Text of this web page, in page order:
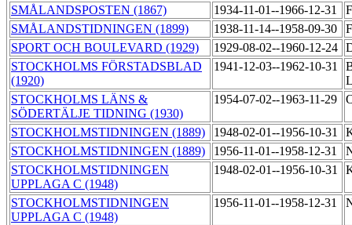
SMÅLANDSPOSTEN (1867)
1934-11-01--1966-12-31
SMÅLANDSTIDNINGEN (1899)
1938-11-14--1958-09-30
SPORT OCH BOULEVARD (1929)
1929-08-02--1960-12-24
STOCKHOLMS FÖRSTADSBLAD
(1920)
1941-12-03--1962-10-31
STOCKHOLMS LÄNS &
SÖDERTÄLJE TIDNING (1930)
1954-07-02--1963-11-29
STOCKHOLMSTIDNINGEN (1889) 1948-02-01--1956-10-31
STOCKHOLMSTIDNINGEN (1889)
1956-11-01--1958-12-31
STOCKHOLMSTIDNINGEN
UPPLAGA C (1948)
1948-02-01--1956-10-31
STOCKHOLMSTIDNINGEN
UPPLAGA C (1948)
1956-11-01--1958-12-31